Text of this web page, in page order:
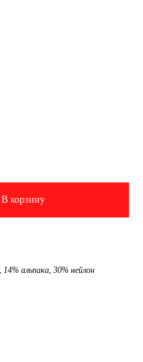
В корзину
альпака, 30% нейлон